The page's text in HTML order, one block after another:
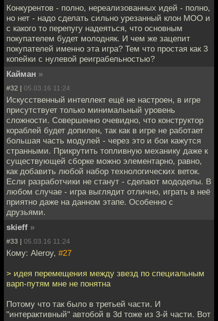
Конкурентов - полно, нереализованных идей - полно,
но нет - надо сделать сильно урезанный клон МОО и
с какого то перепугу надеяться, что основным
покупателем будет молодняк. И чем же зацепит
покупателей именно эта игра? Тем что простая как 3
копейки с нулевой реиграбельностью?
Кайман »
#32 | 05.03.16 11:24
Искусственный интеллект ещё не настроен, в игре
присутствует только минимальный уровень
сложности. Совершенно очевидно, что конструктор
кораблей будет допилен, так как в игре не работает
большая часть модулей - через это и бои кажутся
странными. Прикрутить топливную механику даже к
существующей сборке можно элементарно, равно,
как добавить любой набор технологических веток.
Если разработчики не станут - сделают мододелы. В
любом случае - игра выглядит отлично, играть в неё
приятно даже на данном этапе. Особенно с
друзьями.
skieff »
#33 | 05.03.16 11:24
Кому: Aleroy, #27
> идея перемещения между звезд по специальным
варп-путям мне не понятна
Потому что так было в третьей части. И
"интерактивный" автобой в 3d тоже из 3-й части. Вот